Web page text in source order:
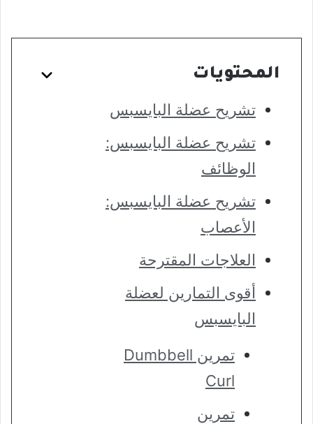
المحتويات
تشريح عضلة البايسبس
تشريح عضلة البايسبس:
الوظائف
تشريح عضلة البايسبس:
الأعصاب
العلاجات المقترحة
أقوى التمارين لعضلة
البايسبس
تمرين Dumbbell
Curl
تمرين